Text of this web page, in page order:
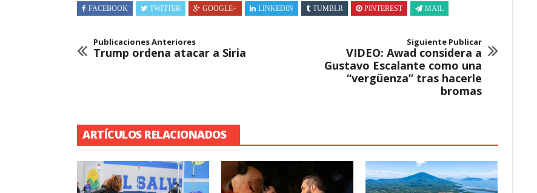
FACEBOOK TWITTER GOOGLE+ LINKEDIN TUMBLR PINTEREST MAIL
Publicaciones Anteriores
Trump ordena atacar a Siria
Siguiente Publicar
VIDEO: Awad considera a
Gustavo Escalante como una
“vergüenza” tras hacerle
bromas
ARTÍCULOS RELACIONADOS